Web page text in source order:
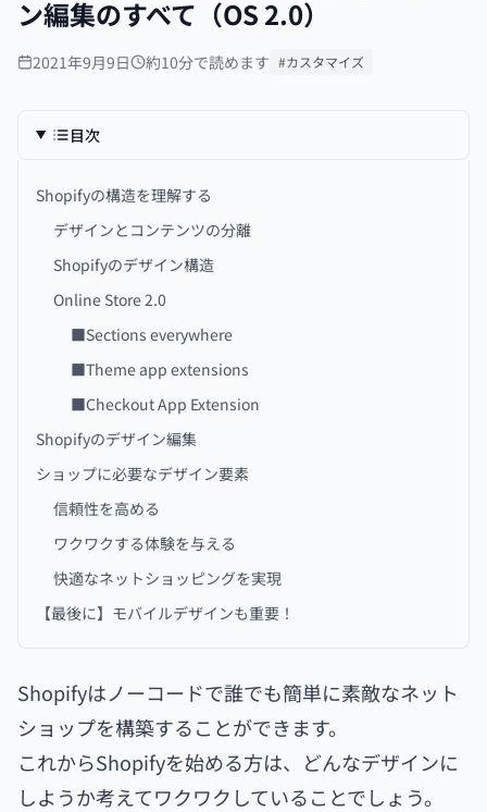
ン編集のすべて（OS 2.0）
2021年9月9日 約10分で読めます #カスタマイズ
目次
Shopifyの構造を理解する
デザインとコンテンツの分離
Shopifyのデザイン構造
Online Store 2.0
■Sections everywhere
■Theme app extensions
■Checkout App Extension
Shopifyのデザイン編集
ショップに必要なデザイン要素
信頼性を高める
ワクワクする体験を与える
快適なネットショッピングを実現
【最後に】モバイルデザインも重要！
Shopifyはノーコードで誰でも簡単に素敵なネット
ショップを構築することができます。
これからShopifyを始める方は、どんなデザインに
しようか考えてワクワクしていることでしょう。